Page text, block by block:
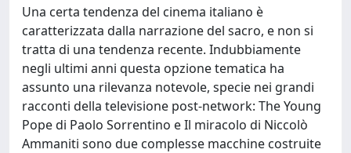
Una certa tendenza del cinema italiano è
caratterizzata dalla narrazione del sacro, e non si
tratta di una tendenza recente. Indubbiamente
negli ultimi anni questa opzione tematica ha
assunto una rilevanza notevole, specie nei grandi
racconti della televisione post-network: The Young
Pope di Paolo Sorrentino e Il miracolo di Niccolò
Ammaniti sono due complesse macchine costruite